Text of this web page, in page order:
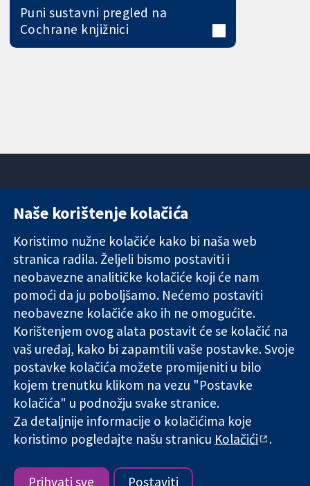
Puni sustavni pregled na
Cochrane knjižnici
Pouzdani dokazi.
Utemeljeni
dokazi.
Bolje zdravlje.
11-13 Cavendish
London
W1G 0AN
Ujedinjeno
Kraljevstvo
Novosti
medije
O nama
Poslovi
Cochrane
Library
The Cochrane Collaboration is a charity (no. 1045921) and a
company limited by guarantee (no. 03044323) registered in
England & Wales. VAT registration number GB 718 2127 49.
Copyright © 2026 The Cochrane Collaboration
Uvjeti korištenja|Odricanje od odgovornosti
Politika kolačića|Postavke kolačića
Naše korištenje kolačića
Koristimo nužne kolačiće kako bi naša web
stranica radila. Željeli bismo postaviti i
neobavezne analitičke kolačiće koji će nam
pomoći da ju poboljšamo. Nećemo postaviti
neobavezne kolačiće ako ih ne omogućite.
Korištenjem ovog alata postavit će se kolačić na
vaš uređaj, kako bi zapamtili vaše postavke. Svoje
postavke kolačića možete promijeniti u bilo
kojem trenutku klikom na vezu "Postavke
kolačića" u podnožju svake stranice.
Za detaljnije informacije o kolačićima koje
koristimo pogledajte našu stranicu Kolačići .
Prihvati sve Postaviti